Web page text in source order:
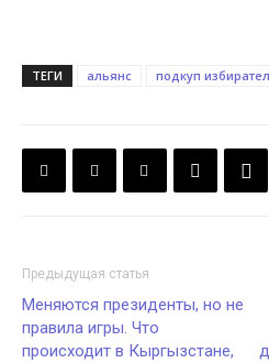
ТЕГИ альянс подкуп
Предыдущая статья
Меняются президенты, но не
правила игры. Что
происходит в Кыргызстане,